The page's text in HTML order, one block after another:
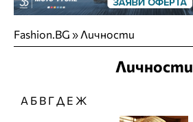
Fashion.BG » Личности
Личности
А Б В ГД Е Ж